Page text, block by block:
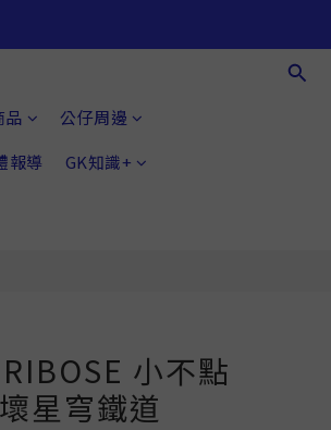
品
公仔周邊
報導 GK知識+
RIBOSE 小不點
星穹鐵道